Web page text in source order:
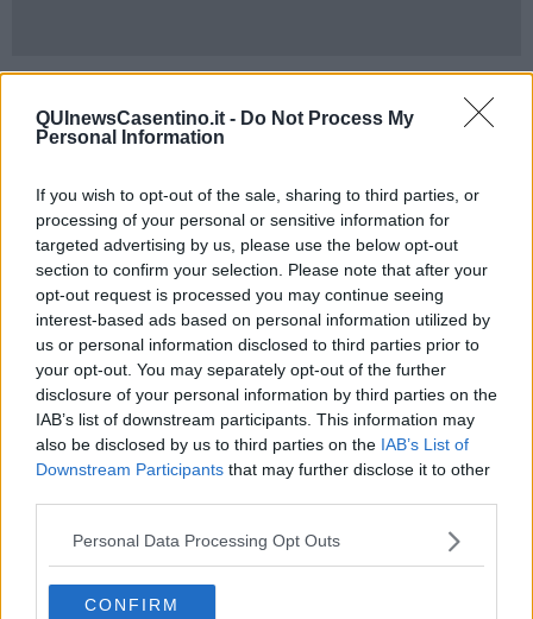
QUInewsCasentino.it - Do Not Process My
Personal Information
If you wish to opt-out of the sale, sharing to third parties, or
processing of your personal or sensitive information for
targeted advertising by us, please use the below opt-out
section to confirm your selection. Please note that after your
opt-out request is processed you may continue seeing
interest-based ads based on personal information utilized by
us or personal information disclosed to third parties prior to
your opt-out. You may separately opt-out of the further
disclosure of your personal information by third parties on the
IAB’s list of downstream participants. This information may
also be disclosed by us to third parties on the IAB’s List of
Downstream Participants that may further disclose it to other
Personal Data Processing Opt Outs
CONFIRM
Stamani il primo tour che si è concluso con un tuffo in Arno, al
Da semprei corsi d’acqua del Casentino
considerati delle autentiche piscine naturali. Un punto di riferimento
per chi vuole difendersi dal caldo concedendosi un bagno in acque
fresche circondate dal verde.
Quest'anno poi, viste le misure anti-Covid, i luoghi poco affollati
sono diventati sempre più gettonati. IlConsorzio 2 Alto Valdarno
è intervenuto con tecniche naturalistiche in grado di garantire la
massima sicurezza idraulica dei fiumi ed i corsi d'acqua casentinesi
sono diventati un punto di riferimento per molti aretini e non solo.
Lungo le loro sponde, si raggruppano bagnanti, appassionati di
tuffi, fan della tintarella e sportivi che si cimentano in avventurose
risalite del fiume.
Tendenza dell’estate 2020 è l’acqua-trekking. Si tratta di
un’avventurosa passeggiata che prevede la risalita dei torrenti,
l’adattamento all’ambiente circostante utilizzando braccia e gambe
per proseguire e, a volte, qualche tuffo nelle acque cristalline
Questa mattina il Consorzio 2 Alto Valdarno ha invitato tutti a